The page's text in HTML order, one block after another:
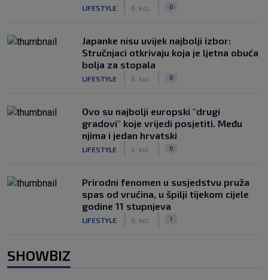
LIFESTYLE 6. kol. 0
Japanke nisu uvijek najbolji izbor:
Stručnjaci otkrivaju koja je ljetna obuća
bolja za stopala
LIFESTYLE 6. kol. 0
Ovo su najbolji europski "drugi
gradovi" koje vrijedi posjetiti. Među
njima i jedan hrvatski
LIFESTYLE 6. kol. 0
Prirodni fenomen u susjedstvu pruža
spas od vrućina, u špilji tijekom cijele
godine 11 stupnjeva
LIFESTYLE 6. kol. 1
SHOWBIZ